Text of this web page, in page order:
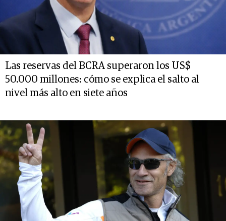
Las reservas del BCRA superaron los US$
50.000 millones: cómo se explica el salto al
nivel más alto en siete años